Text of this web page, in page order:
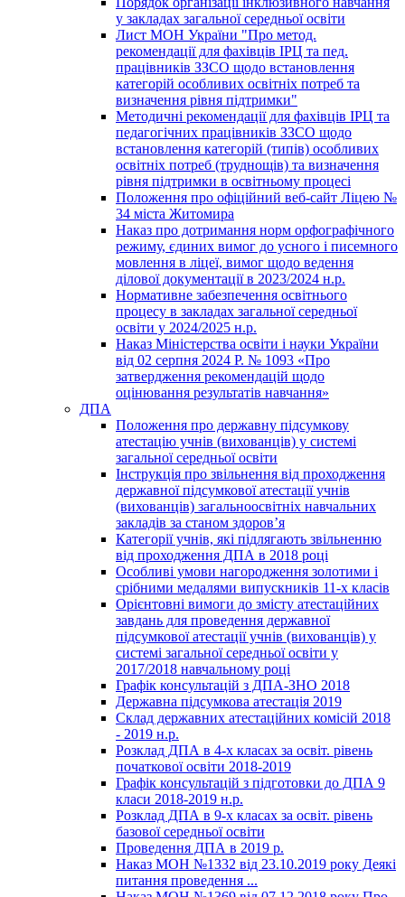
у закладах загальної середньої освіти
Лист МОН України "Про метод.
рекомендації для фахівців ІРЦ та пед.
працівників ЗЗСО щодо встановлення
категорій особливих освітніх потреб та
визначення рівня підтримки"
Методичні рекомендації для фахівців ІРЦ та
педагогічних працівників ЗЗСО щодо
встановлення категорій (типів) особливих
освітніх потреб (труднощів) та визначення
рівня підтримки в освітньому процесі
Положення про офіційний веб-сайт Ліцею №
34 міста Житомира
Наказ про дотримання норм орфографічного
режиму, єдиних вимог до усного і писемного
мовлення в ліцеї, вимог щодо ведення
ділової документації в 2023/2024 н.р.
Нормативне забезпечення освітнього
процесу в закладах загальної середньої
освіти у 2024/2025 н.р.
Наказ Міністерства освіти і науки України
від 02 серпня 2024 Р. № 1093 «Про
затвердження рекомендацій щодо
оцінювання результатів навчання»
ДПА
Положення про державну підсумкову
атестацію учнів (вихованців) у системі
загальної середньої освіти
Інструкція про звільнення від проходження
державної підсумкової атестації учнів
(вихованців) загальноосвітніх навчальних
закладів за станом здоров’я
Категорії учнів, які підлягають звільненню
від проходження ДПА в 2018 році
Особливі умови нагородження золотими і
срібними медалями випускників 11-х класів
Орієнтовні вимоги до змісту атестаційних
завдань для проведення державної
підсумкової атестації учнів (вихованців) у
системі загальної середньої освіти у
2017/2018 навчальному році
Графік консультацій з ДПА-ЗНО 2018
Державна підсумкова атестація 2019
Склад державних атестаційних комісій 2018
- 2019 н.р.
Розклад ДПА в 4-х класах за освіт. рівень
початкової освіти 2018-2019
Графік консультацій з підготовки до ДПА 9
класи 2018-2019 н.р.
Розклад ДПА в 9-х класах за освіт. рівень
базової середньої освіти
Проведення ДПА в 2019 р.
Наказ МОН №1332 від 23.10.2019 року Деякі
питання проведення ...